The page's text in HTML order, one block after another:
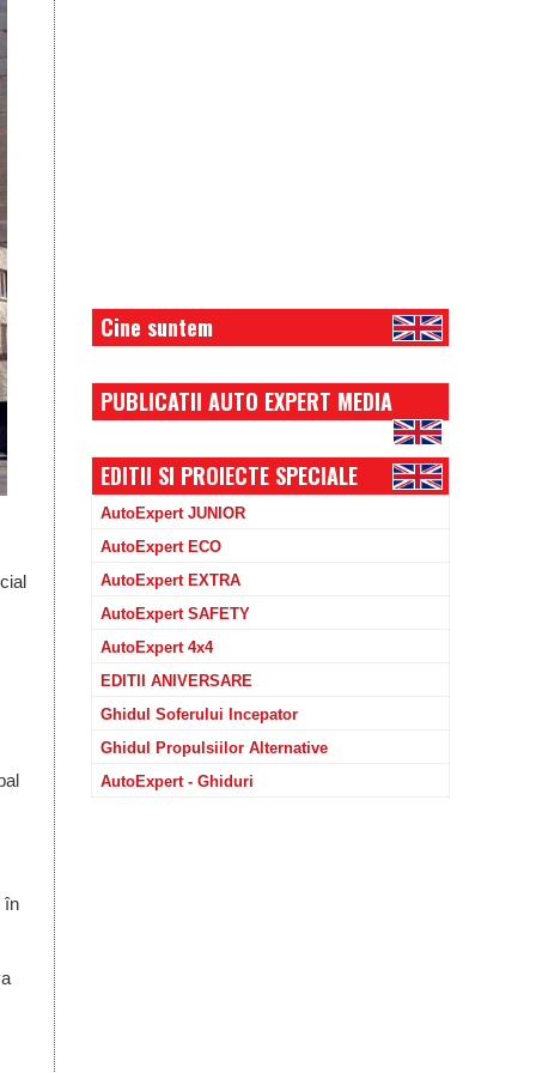
în
Cine suntem
PUBLICATII AUTO EXPERT MEDIA
EDITII SI PROIECTE SPECIALE
AutoExpert JUNIOR
AutoExpert ECO
AutoExpert EXTRA
AutoExpert SAFETY
AutoExpert 4x4
EDITII ANIVERSARE
Ghidul Soferului Incepator
Ghidul Propulsiilor Alternative
AutoExpert - Ghiduri